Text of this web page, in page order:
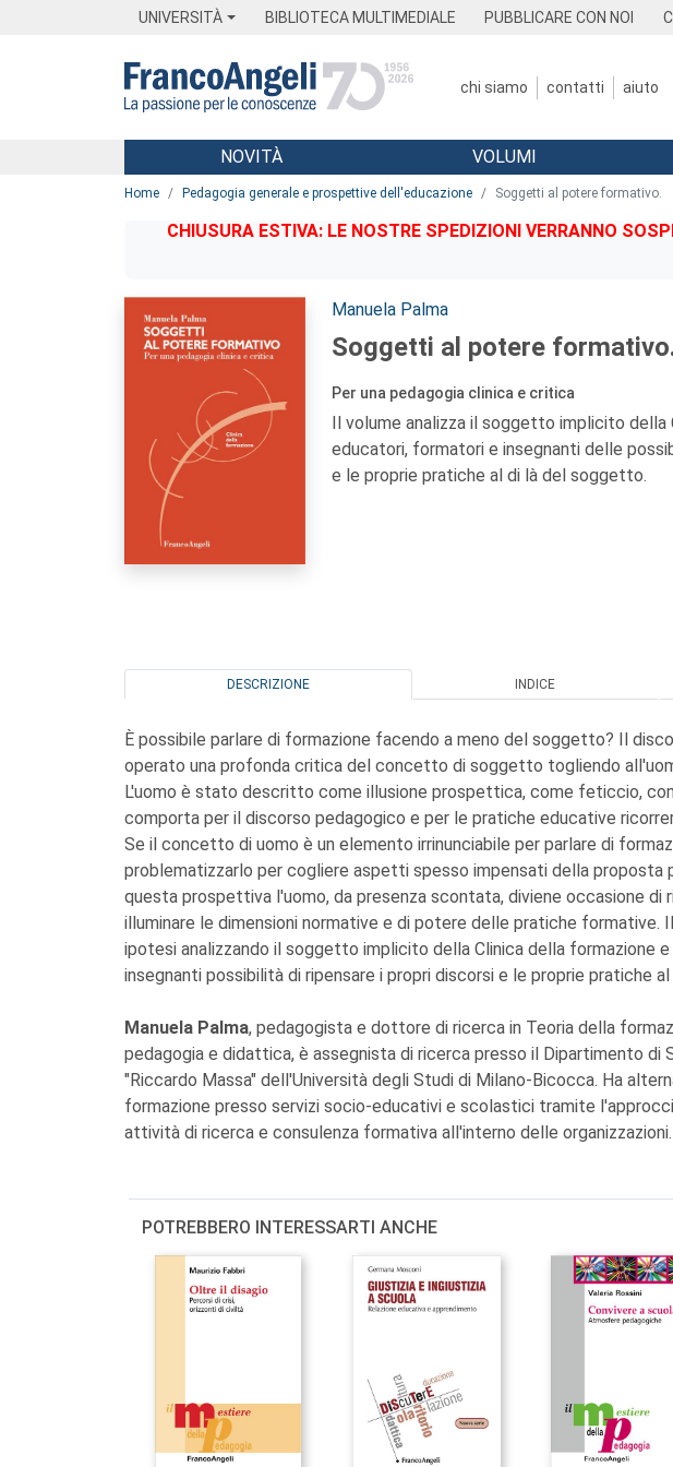
UNIVERSITÀ BIBLIOTECA MULTIMEDIALE PUBBLICARE CON NOI
chi siamo contatti aiuto
Menu
NOVITÀ VOLUMI
Home Pedagogia generale e prospettive dell'educazione Soggetti al potere formativo.
CHIUSURA ESTIVA: LE NOSTRE SPEDIZIONI VERRANNO
Autori:
Manuela Palma
Soggetti al potere
Per una pedagogia clinica e critica
Il volume analizza il soggetto implicito
educatori, formatori e insegnanti delle
e le proprie pratiche al di là del soggetto.
DESCRIZIONE INDICE
È possibile parlare di formazione facendo a meno del soggetto? Il
operato una profonda critica del concetto di soggetto togliendo
L'uomo è stato descritto come illusione prospettica, come feticcio,
comporta per il discorso pedagogico e per le pratiche educative
Se il concetto di uomo è un elemento irrinunciabile per parlare di
problematizzarlo per cogliere aspetti spesso impensati della proposta
questa prospettiva l'uomo, da presenza scontata, diviene occasione di
illuminare le dimensioni normative e di potere delle pratiche
ipotesi analizzando il soggetto implicito della Clinica della formazione
insegnanti possibilità di ripensare i propri discorsi e le proprie pratiche
Manuela Palma, pedagogista e dottore di ricerca in Teoria della
pedagogia e didattica, è assegnista di ricerca presso il Dipartimento di
"Riccardo Massa" dell'Università degli Studi di Milano-Bicocca. Ha
formazione presso servizi socio-educativi e scolastici tramite
attività di ricerca e consulenza formativa all'interno delle organizzazioni.
POTREBBERO INTERESSARTI ANCHE